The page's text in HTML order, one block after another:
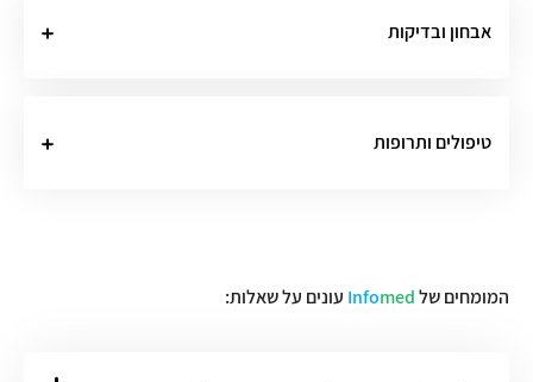
אבחון ובדיקות
טיפולים ותרופות
המומחים של Infomed עונים על שאלות: